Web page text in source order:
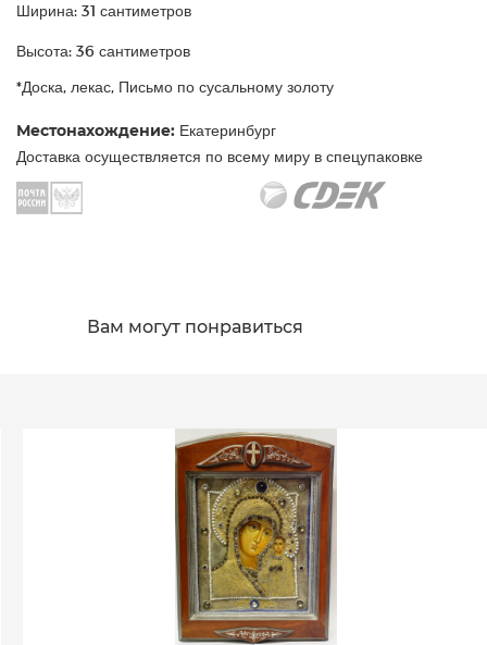
Ширина: 31 сантиметров
Высота: 36 сантиметров
*Доска, лекас, Письмо по сусальному золоту
Местонахождение: Екатеринбург
Доставка осуществляется по всему миру в спецупаковке
Вам могут понравиться